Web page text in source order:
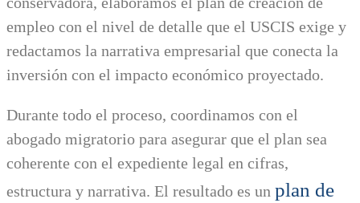
empleo con el nivel de detalle que el USCIS exige y
redactamos la narrativa empresarial que conecta la
inversión con el impacto económico proyectado.
Durante todo el proceso, coordinamos con el
abogado migratorio para asegurar que el plan sea
coherente con el expediente legal en cifras,
estructura y narrativa. El resultado es un plan de